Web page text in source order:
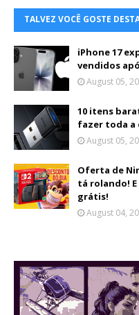
TALVEZ VOCÊ GOSTE
iPhone 17
vendidos
August 05,
10 itens
fazer toda a
August 05,
Oferta de
tá rolando!
grátis!
August 04,